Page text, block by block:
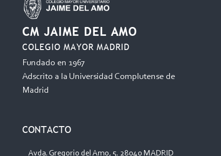
CM JAIME DEL AMO
COLEGIO MAYOR MADRID
Fundado en 1967
Adscrito a la Universidad Complutense de
Madrid
CONTACTO
Avda. Gregorio del Amo, 5. 28040 MADRID